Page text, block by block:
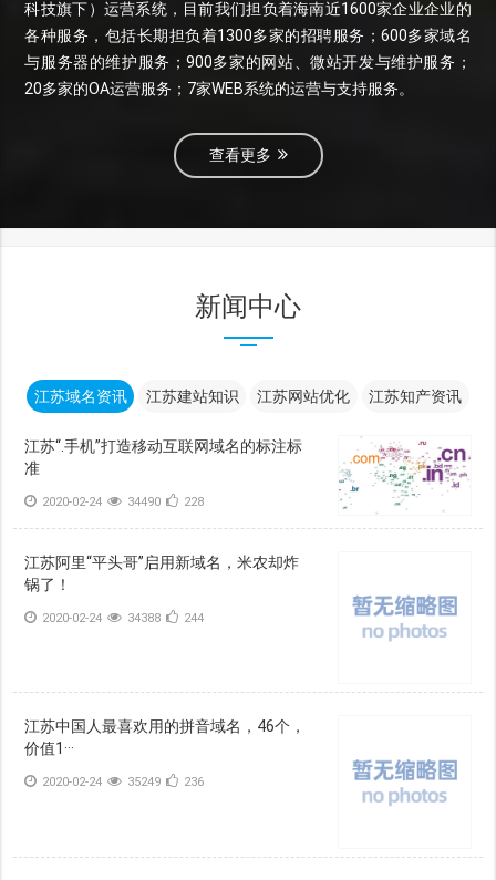
科技旗下）运营系统，目前我们担负着海南近1600家企业企业的
各种服务，包括长期担负着1300多家的招聘服务；600多家域名
与服务器的维护服务；900多家的网站、微站开发与维护服务；
20多家的OA运营服务；7家WEB系统的运营与支持服务。
查看更多
新闻中心
江苏域名资讯 江苏建站知识 江苏网站优化 江苏知产资讯
江苏“.手机”打造移动互联网域名的标注标
准
2020-02-24 34490 228
江苏阿里“平头哥”启用新域名，米农却炸
锅了！
2020-02-24 34388 244
江苏中国人最喜欢用的拼音域名，46个，
价值1···
2020-02-24 35249 236